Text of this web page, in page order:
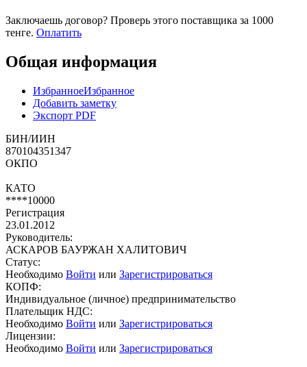
Заключаешь договор? Проверь этого поставщика за 1000
тенге. Оплатить
Общая информация
ИзбранноеИзбранное
Добавить заметку
Экспорт PDF
БИН/ИИН
870104351347
ОКПО
КАТО
****10000
Регистрация
23.01.2012
Руководитель:
АСКАРОВ БАУРЖАН ХАЛИТОВИЧ
Статус:
Необходимо Войти или Зарегистрироваться
КОПФ:
Индивидуальное (личное) предпринимательство
Плательщик НДС:
Необходимо Войти или Зарегистрироваться
Лицензии:
Необходимо Войти или Зарегистрироваться